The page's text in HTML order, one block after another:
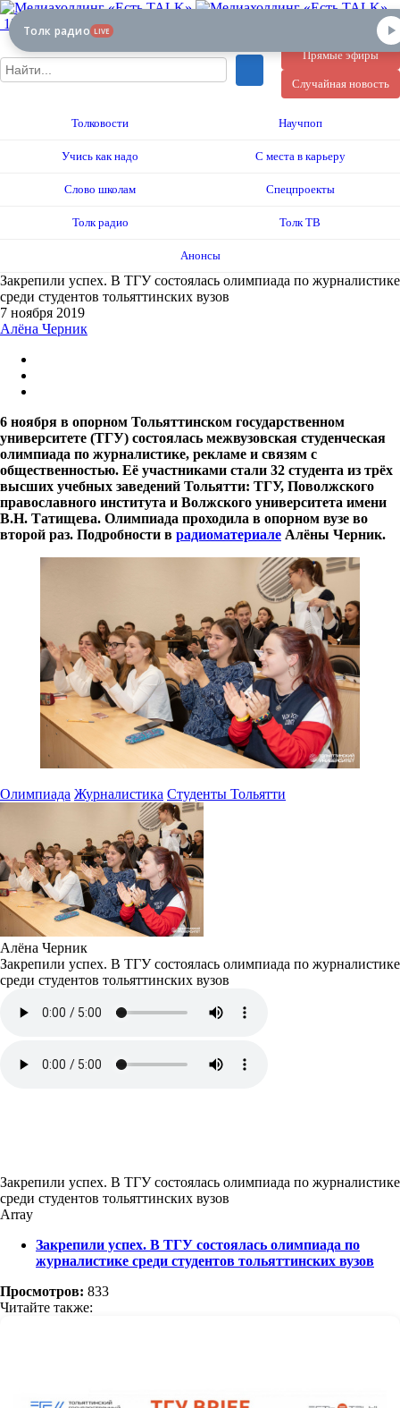
12+
Прямые эфиры
Случайная новость
Толковости Научпоп
Учись как надо С места в карьеру
Слово школам Спецпроекты
Толк радио Толк ТВ
Анонсы
Закрепили успех. В ТГУ состоялась олимпиада по журналистике
среди студентов тольяттинских вузов
7 ноября 2019
Алёна Черник
6 ноября в опорном Тольяттинском государственном
университете (ТГУ) состоялась межвузовская студенческая
олимпиада по журналистике, рекламе и связям с
общественностью. Её участниками стали 32 студента из трёх
высших учебных заведений Тольятти: ТГУ, Поволжского
православного института и Волжского университета имени
В.Н. Татищева. Олимпиада проходила в опорном вузе во
второй раз. Подробности в радиоматериале Алёны Черник.
Олимпиада Журналистика Студенты Тольятти
Алёна Черник
Закрепили успех. В ТГУ состоялась олимпиада по журналистике
среди студентов тольяттинских вузов
Закрепили успех. В ТГУ состоялась олимпиада по журналистике
среди студентов тольяттинских вузов
Array
Закрепили успех. В ТГУ состоялась олимпиада по
журналистике среди студентов тольяттинских вузов
Просмотров: 833
Читайте также:
Толк радио LIVE